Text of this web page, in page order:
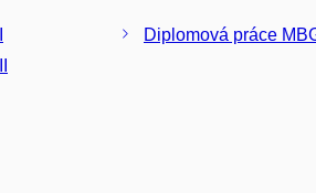
Diplomová práce